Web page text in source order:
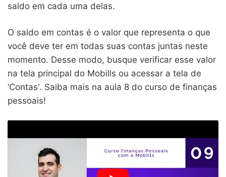
saldo em cada uma delas.
O saldo em contas é o valor que representa o que
você deve ter em todas suas contas juntas neste
momento. Desse modo, busque verificar esse valor
na tela principal do Mobills ou acessar a tela de
‘Contas'. Saiba mais na aula 8 do curso de finanças
pessoais!